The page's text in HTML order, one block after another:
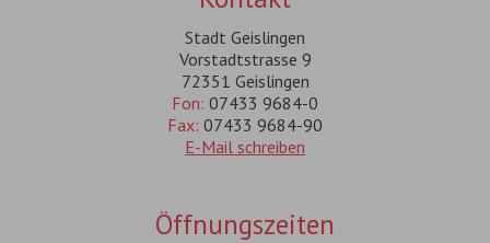
Stadt Geislingen
Vorstadtstrasse 9
72351 Geislingen
Fon: 07433 9684-0
Fax: 07433 9684-90
E-Mail schreiben
Öffnungszeiten